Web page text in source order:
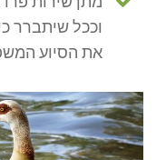
וככל שיתברר
את הסיוע